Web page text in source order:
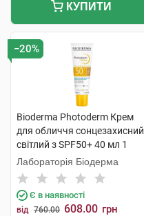
КУПИТИ
−20%
Bioderma Photoderm Крем
для обличчя сонцезахисний
світлий з SPF50+ 40 мл 1
туба
Лабораторія Біодерма
Є в наявності
від 760.00 608.00 грн